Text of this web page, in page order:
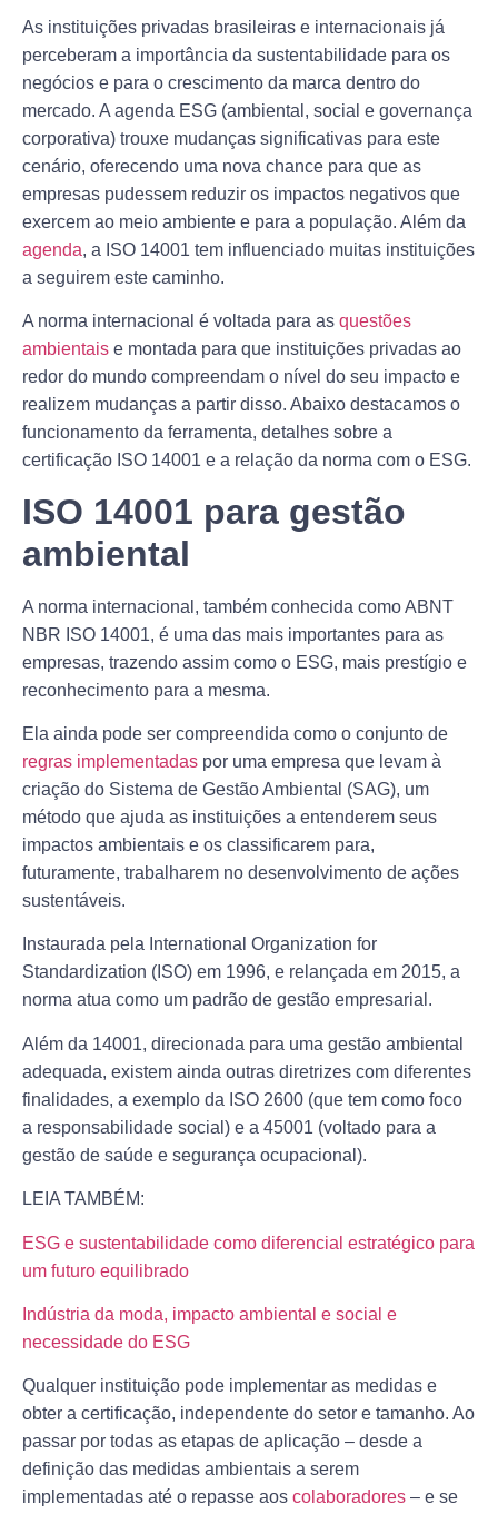
As instituições privadas brasileiras e internacionais já
perceberam a importância da sustentabilidade para os
negócios e para o crescimento da marca dentro do
mercado. A agenda ESG (ambiental, social e governança
corporativa) trouxe mudanças significativas para este
cenário, oferecendo uma nova chance para que as
empresas pudessem reduzir os impactos negativos que
exercem ao meio ambiente e para a população. Além da
agenda, a ISO 14001 tem influenciado muitas instituições
a seguirem este caminho.
A norma internacional é voltada para as questões
ambientais e montada para que instituições privadas ao
redor do mundo compreendam o nível do seu impacto e
realizem mudanças a partir disso. Abaixo destacamos o
funcionamento da ferramenta, detalhes sobre a
certificação ISO 14001 e a relação da norma com o ESG.
ISO 14001 para gestão
ambiental
A norma internacional, também conhecida como ABNT
NBR ISO 14001, é uma das mais importantes para as
empresas, trazendo assim como o ESG, mais prestígio e
reconhecimento para a mesma.
Ela ainda pode ser compreendida como o conjunto de
regras implementadas por uma empresa que levam à
criação do Sistema de Gestão Ambiental (SAG), um
método que ajuda as instituições a entenderem seus
impactos ambientais e os classificarem para,
futuramente, trabalharem no desenvolvimento de ações
sustentáveis.
Instaurada pela International Organization for
Standardization (ISO) em 1996, e relançada em 2015, a
norma atua como um padrão de gestão empresarial.
Além da 14001, direcionada para uma gestão ambiental
adequada, existem ainda outras diretrizes com diferentes
finalidades, a exemplo da ISO 2600 (que tem como foco
a responsabilidade social) e a 45001 (voltado para a
gestão de saúde e segurança ocupacional).
LEIA TAMBÉM:
ESG e sustentabilidade como diferencial estratégico para
um futuro equilibrado
Indústria da moda, impacto ambiental e social e
necessidade do ESG
Qualquer instituição pode implementar as medidas e
obter a certificação, independente do setor e tamanho. Ao
passar por todas as etapas de aplicação – desde a
definição das medidas ambientais a serem
implementadas até o repasse aos colaboradores – e se